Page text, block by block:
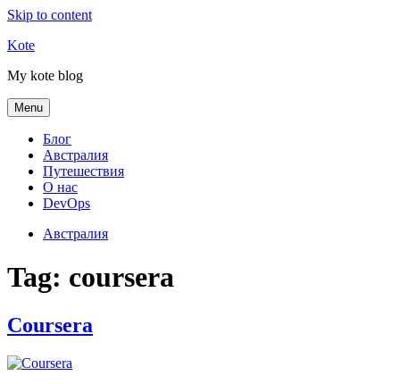
Skip to content
Kote
My kote blog
Menu
Блог
Австралия
Путешествия
О нас
DevOps
Австралия
Tag: coursera
Coursera